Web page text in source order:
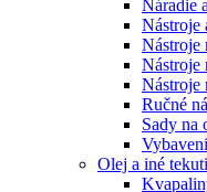
Náradie
Nástroje
Nástroje
Nástroje
Nástroje
Ručné
Sady na
Olej a iné